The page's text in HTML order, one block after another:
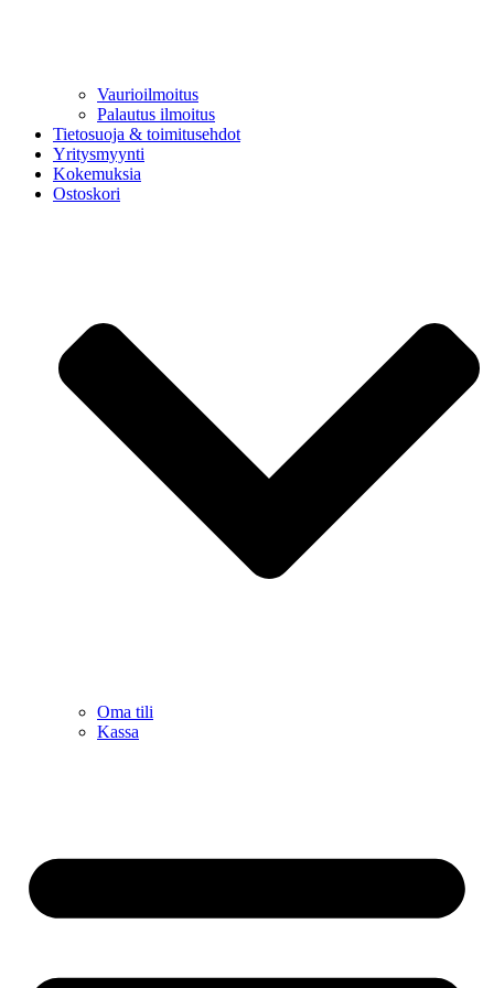
Vaurioilmoitus
Palautus ilmoitus
Tietosuoja & toimitusehdot
Yritysmyynti
Kokemuksia
Ostoskori
Oma tili
Kassa